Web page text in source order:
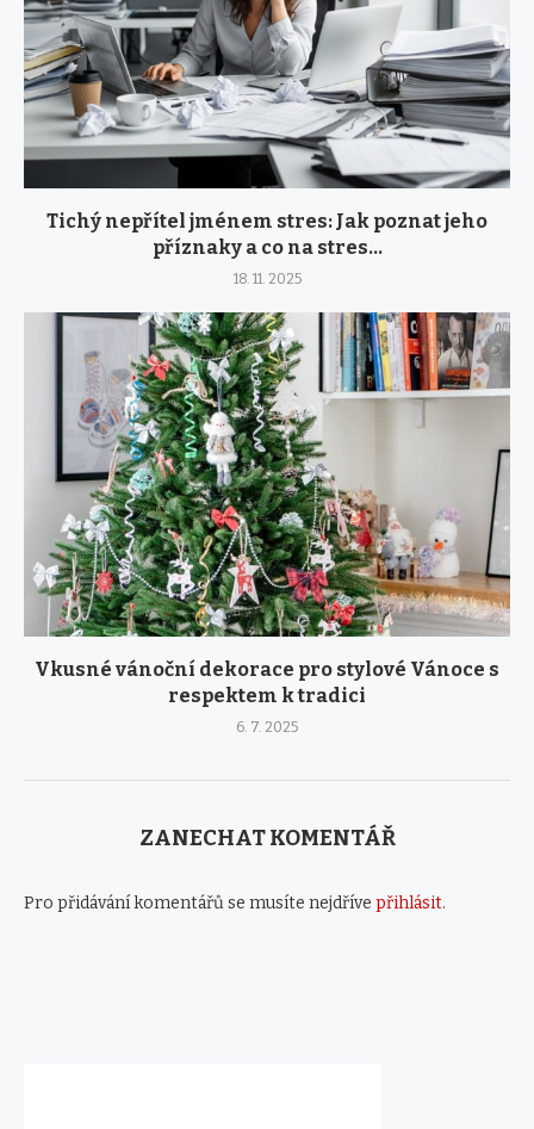
Tichý nepřítel jménem stres: Jak poznat jeho
příznaky a co na stres...
18. 11. 2025
Vkusné vánoční dekorace pro stylové Vánoce s
respektem k tradici
6. 7. 2025
ZANECHAT KOMENTÁŘ
Pro přidávání komentářů se musíte nejdříve přihlásit.